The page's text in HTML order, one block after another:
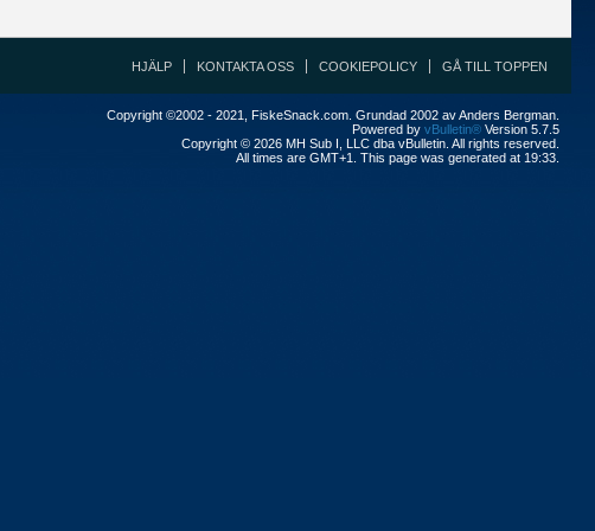
HJÄLP KONTAKTA OSS COOKIEPOLICY GÅ TILL TOPPEN
Copyright ©2002 - 2021, FiskeSnack.com. Grundad 2002 av Anders Bergman.
Powered by vBulletin® Version 5.7.5
Copyright © 2026 MH Sub I, LLC dba vBulletin. All rights reserved.
All times are GMT+1. This page was generated at 19:33.